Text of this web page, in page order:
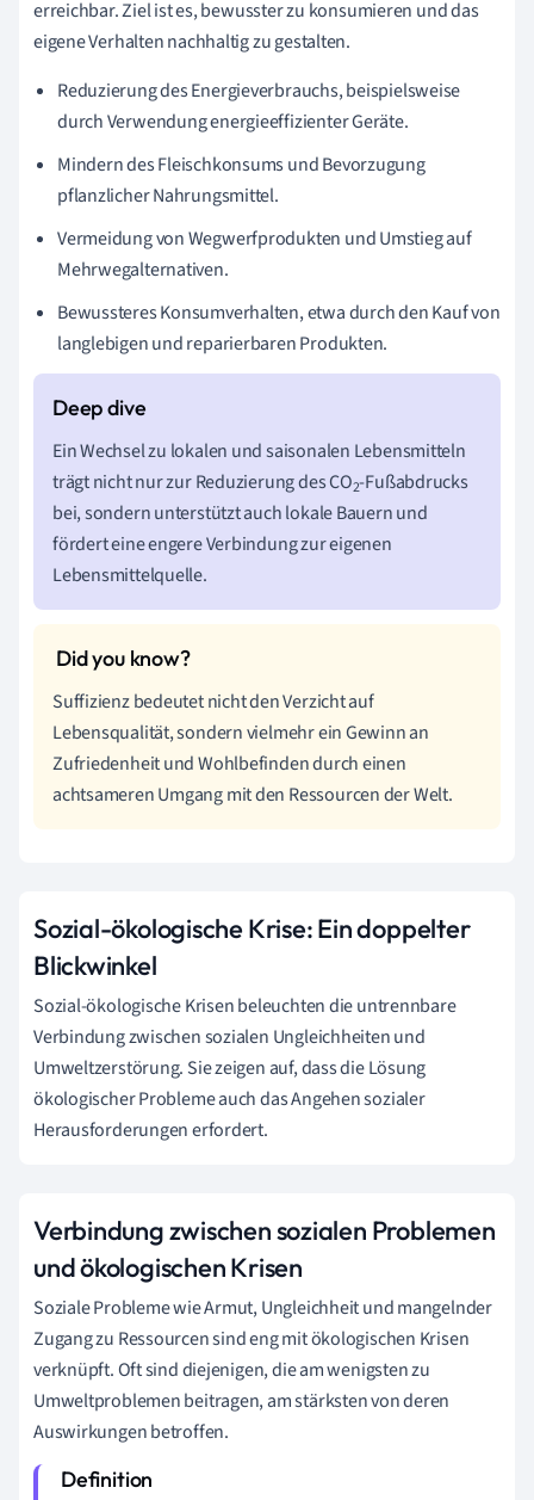
erreichbar. Ziel ist es, bewusster zu konsumieren und das
eigene Verhalten nachhaltig zu gestalten.
Reduzierung des Energieverbrauchs, beispielsweise
durch Verwendung energieeffizienter Geräte.
Mindern des Fleischkonsums und Bevorzugung
pflanzlicher Nahrungsmittel.
Vermeidung von Wegwerfprodukten und Umstieg auf
Mehrwegalternativen.
Bewussteres Konsumverhalten, etwa durch den Kauf von
langlebigen und reparierbaren Produkten.
Ein Wechsel zu lokalen und saisonalen Lebensmitteln
trägt nicht nur zur Reduzierung des CO2-Fußabdrucks
bei, sondern unterstützt auch lokale Bauern und
fördert eine engere Verbindung zur eigenen
Lebensmittelquelle.
Suffizienz bedeutet nicht den Verzicht auf
Lebensqualität, sondern vielmehr ein Gewinn an
Zufriedenheit und Wohlbefinden durch einen
achtsameren Umgang mit den Ressourcen der Welt.
Sozial-ökologische Krise: Ein doppelter
Blickwinkel
Sozial-ökologische Krisen beleuchten die untrennbare
Verbindung zwischen sozialen Ungleichheiten und
Umweltzerstörung. Sie zeigen auf, dass die Lösung
ökologischer Probleme auch das Angehen sozialer
Herausforderungen erfordert.
Verbindung zwischen sozialen Problemen
und ökologischen Krisen
Soziale Probleme wie Armut, Ungleichheit und mangelnder
Zugang zu Ressourcen sind eng mit ökologischen Krisen
verknüpft. Oft sind diejenigen, die am wenigsten zu
Umweltproblemen beitragen, am stärksten von deren
Auswirkungen betroffen.